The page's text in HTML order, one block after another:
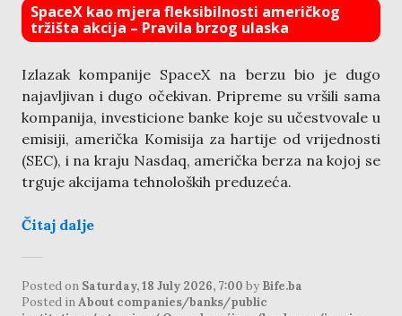
SpaceX kao mjera fleksibilnosti američkog
tržišta akcija – Pravila brzog ulaska
Izlazak kompanije SpaceX na berzu bio je dugo
najavljivan i dugo očekivan. Pripreme su vršili sama
kompanija, investicione banke koje su učestvovale u
emisiji, američka Komisija za hartije od vrijednosti
(SEC), i na kraju Nasdaq, američka berza na kojoj se
trguje akcijama tehnoloških preduzeća.
Čitaj dalje
Posted on Saturday, 18 July 2026, 7:00 by Bife.ba
Posted inAbout companies/banks/public